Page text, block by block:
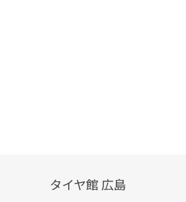
タイヤ館 広島